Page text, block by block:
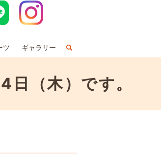
ツ ギャラリー
（木）です。